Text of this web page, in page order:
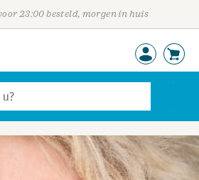
23:00 besteld, morgen in huis